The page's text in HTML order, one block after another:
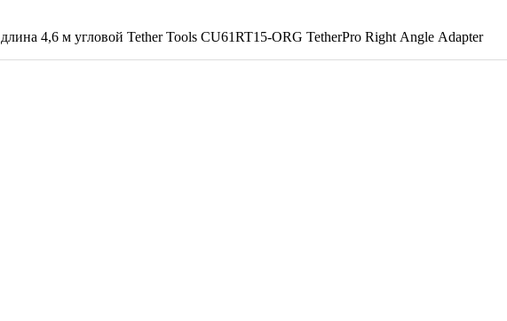
4,6 м угловой Tether Tools CU61RT15-ORG TetherPro Right Angle Adapter